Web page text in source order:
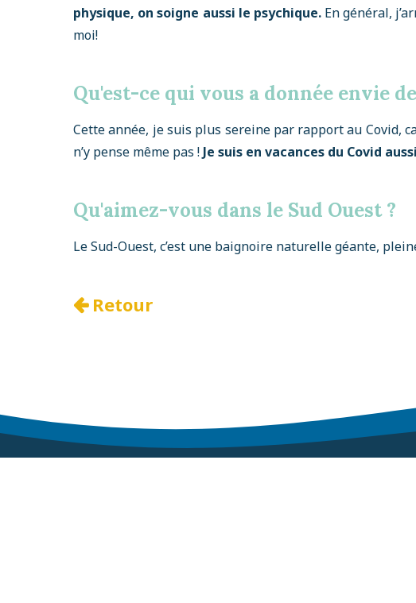
physique, on soigne aussi le psychique. En général,
moi!
Qu'est-ce qui vous a donnée envie
Cette année, je suis plus sereine par rapport au Covid,
n’y pense même pas ! Je suis en vacances du Covid
Qu'aimez-vous dans le Sud Ouest ?
Le Sud-Ouest, c’est une baignoire naturelle géante,
Retour